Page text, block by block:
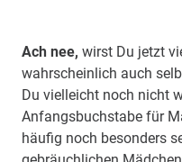
Ach nee, wirst Du jetzt
wahrscheinlich auch
Du vielleicht noch nicht
Anfangsbuchstabe für
häufig noch besonders